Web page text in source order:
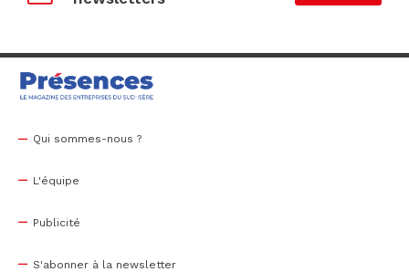
Qui sommes-nous ?
L'équipe
Publicité
S'abonner à la newsletter